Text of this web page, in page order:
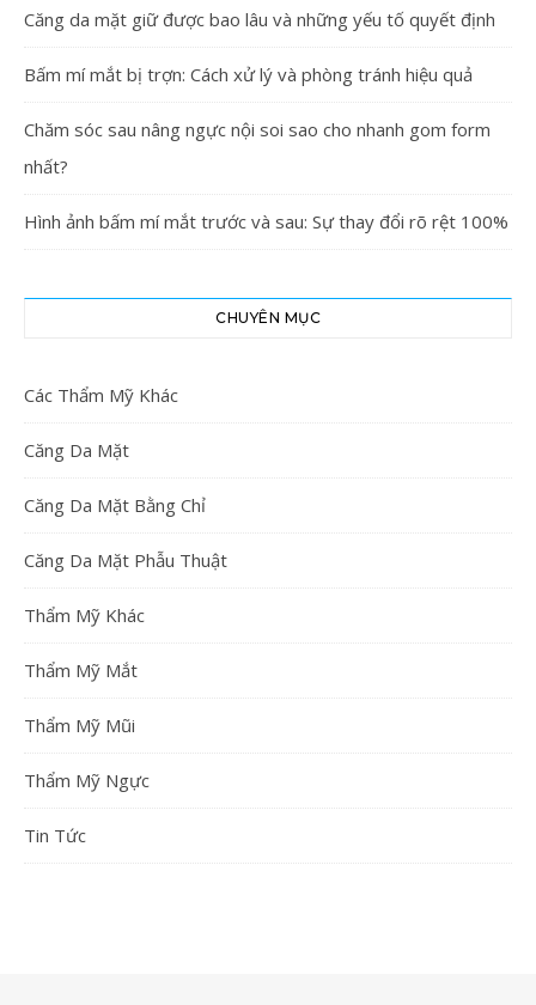
Căng da mặt giữ được bao lâu và những yếu tố quyết định
Bấm mí mắt bị trợn: Cách xử lý và phòng tránh hiệu quả
Chăm sóc sau nâng ngực nội soi sao cho nhanh gom form
nhất?
Hình ảnh bấm mí mắt trước và sau: Sự thay đổi rõ rệt 100%
CHUYÊN MỤC
Các Thẩm Mỹ Khác
Căng Da Mặt
Căng Da Mặt Bằng Chỉ
Căng Da Mặt Phẫu Thuật
Thẩm Mỹ Khác
Thẩm Mỹ Mắt
Thẩm Mỹ Mũi
Thẩm Mỹ Ngực
Tin Tức